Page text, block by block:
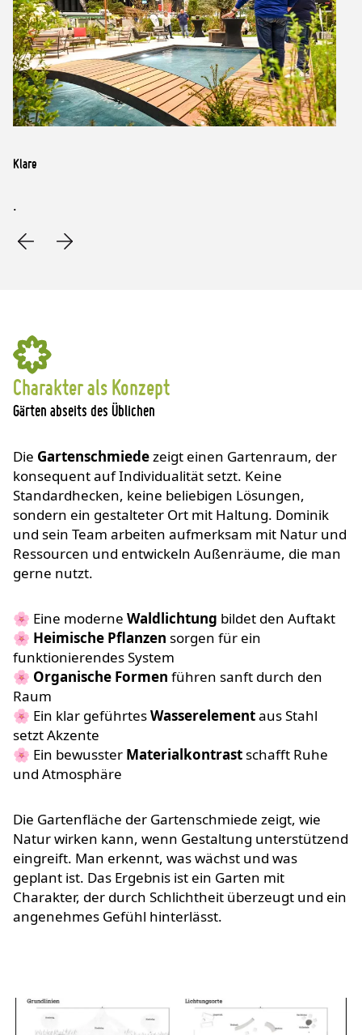
Klare
.
Charakter als Konzept
Gärten abseits des Üblichen
Die Gartenschmiedezeigt einen Gartenraum, der
konsequent auf Individualität setzt. Keine
Standardhecken, keine beliebigen Lösungen,
sondern ein gestalteter Ort mit Haltung. Dominik
und sein Team arbeiten aufmerksam mit Natur und
Ressourcen und entwickeln Außenräume, die man
gerne nutzt.
🌸 Eine moderne Waldlichtung bildet den Auftakt
🌸 Heimische Pflanzen sorgen für ein
funktionierendes System
🌸 Organische Formen führen sanft durch den
Raum
🌸 Ein klar geführtesWasserelementaus Stahl
setzt Akzente
🌸 Ein bewusster Materialkontrastschafft Ruhe
und Atmosphäre
Die Gartenfläche der Gartenschmiede zeigt, wie
Natur wirken kann, wenn Gestaltung unterstützend
eingreift. Man erkennt, was wächst und was
geplant ist. Das Ergebnis ist ein Garten mit
Charakter, der durch Schlichtheit überzeugt und ein
angenehmes Gefühl hinterlässt.